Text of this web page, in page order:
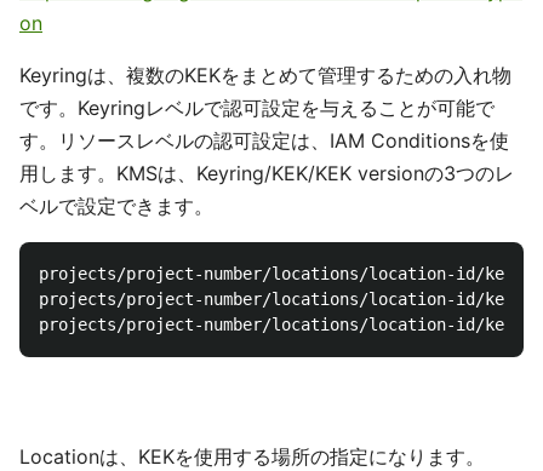
on
Keyringは、複数のKEKをまとめて管理するための入れ物
です。Keyringレベルで認可設定を与えることが可能で
す。リソースレベルの認可設定は、IAM Conditionsを使
用します。KMSは、Keyring/KEK/KEK versionの3つのレ
ベルで設定できます。
projects/project-number/locations/location-id/
projects/project-number/locations/location-id/
Locationは、KEKを使用する場所の指定になります。